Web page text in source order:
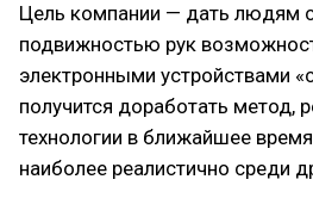
Цель компании — дать людям
подвижностью рук
электронными устройствами
получится доработать метод,
технологии в ближайшее
наиболее реалистично среди